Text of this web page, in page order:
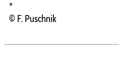
*
© F. Puschnik